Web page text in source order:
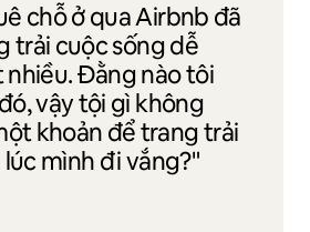
chỗ ở qua Airbnb đã
trải cuộc sống dễ
nhiều. Đằng nào tôi
vậy tội gì không
khoản để trang trải
mình đi vắng?"